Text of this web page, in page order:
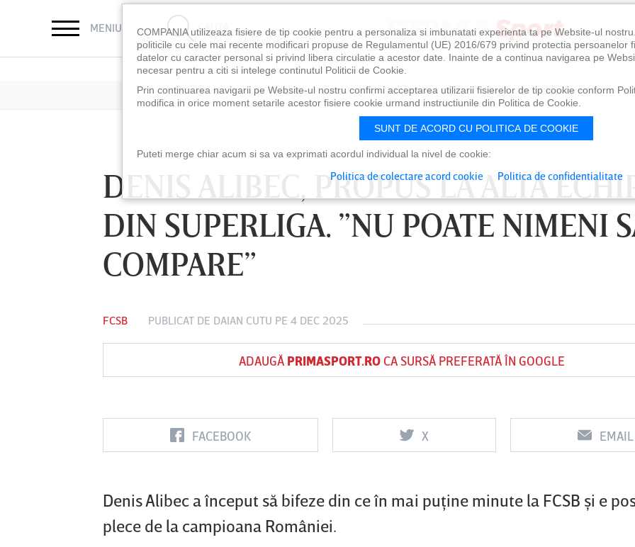
MENIU CAUTĂ
DENIS ALIBEC, PROPUS LA ALTĂ
DIN SUPERLIGA. ”NU POATE NIMENI
COMPARE”
FCSB PUBLICAT DE DAIAN CUTU PE 4 DEC 2025
ADAUGĂ PRIMASPORT.ROCA SURSĂ PREFERATĂ ÎN GOOGLE
FACEBOOK X EMAIL
Denis Alibec a început să bifeze din ce în mai puţine minute la FCSB şi e
plece de la campioana României.
FC Botoşani
Vs
Corvinul
Hunedoara
Sepsi OSK Sf
Vs
FCSB UTA Arad
Vs
Rapid
COMPANIA utilizeaza fisiere de tip cookie pentru a personaliza si imbunatati experienta ta pe Website-ul
politicile cu cele mai recente modificari propuse de Regulamentul (UE) 2016/679 privind protectia persoanelor
datelor cu caracter personal si privind libera circulatie a acestor date. Inainte de a continua navigarea pe
necesar pentru a citi si intelege continutul Politicii de Cookie.
Prin continuarea navigarii pe Website-ul nostru confirmi acceptarea utilizarii fisierelor de tip cookie conform
modifica in orice moment setarile acestor fisiere cookie urmand instructiunile din Politica de Cookie.
SUNT DE ACORD CU POLITICA DE COOKIE
Puteti merge chiar acum si sa va exprimati acordul individual la nivel de cookie:
Politica de colectare acord cookie Politica de confidentialitate